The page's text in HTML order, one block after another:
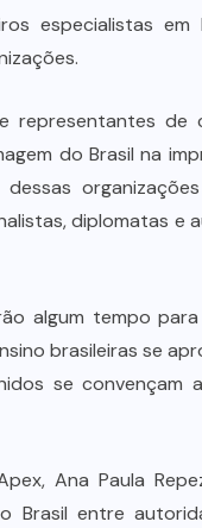
especialistas
representantes
do Brasil na
diplomatas e
algum tempo
brasileiras se
se
Ana Paula
Brasil entre